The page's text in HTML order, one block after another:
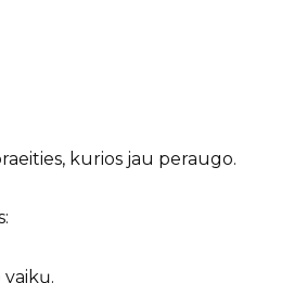
kurios jau peraugo.